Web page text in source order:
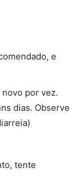
e
por vez.
dias. Observe
tente